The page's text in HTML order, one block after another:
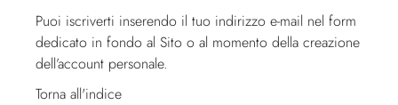
Puoi iscriverti inserendo il tuo indirizzo e-mail nel form
dedicato in fondo al Sito o al momento della creazione
dell’account personale.
Torna all'indice